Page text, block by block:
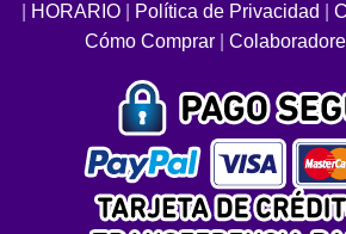
HORARIO Política de Privacidad
Cómo Comprar